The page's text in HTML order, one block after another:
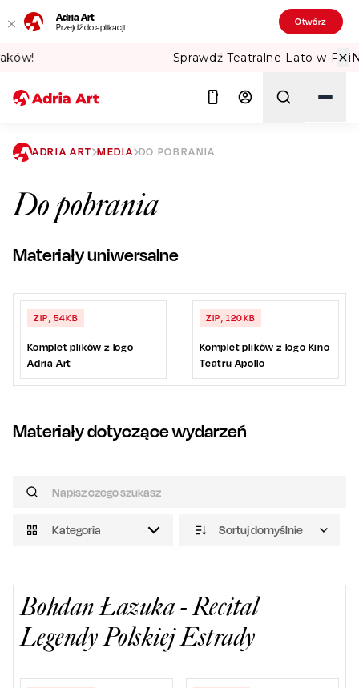
Adria Art
Przejdź do aplikacji Otwórz
Sprawdź Teatralne Lato w PKiN! 🏛️
ADRIA ART MEDIA DO POBRANIA
Do pobrania
Materiały uniwersalne
ZIP, 54KB
Komplet plików z logo
Adria Art
ZIP, 120KB
Komplet plików z logo Kino
Teatru Apollo
Materiały dotyczące wydarzeń
Kategoria Sortuj domyślnie
Bohdan Łazuka - Recital
Legendy Polskiej Estrady